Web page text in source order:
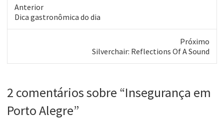
PUCRS, através…
Anterior
Post
Dica gastronômica do dia
Próximo
Silverchair: Reflections Of A Sound
2 comentários sobre “Insegurança em
Porto Alegre”